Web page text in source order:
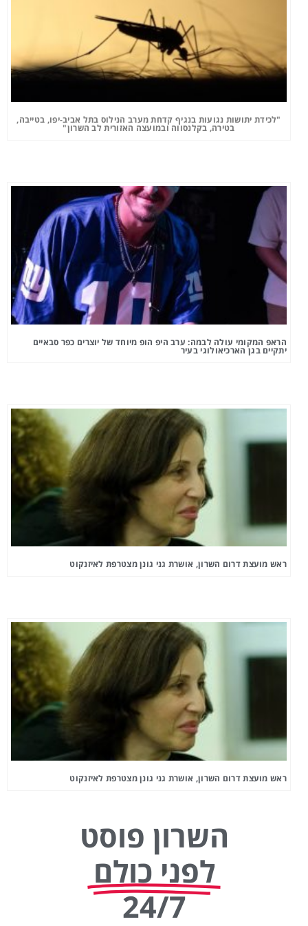
"לכידת יתושות נגועות בנגיף קדחת מערב הנילוס בתל אביב-יפו, בטייבה,
בטירה, בקלנסווה ובמועצה האזורית לב השרון"
הראפ המקומי עולה לבמה: ערב היפ הופ מיוחד של יוצרים כפר סבאיים
יתקיים בגן הארכיאולוגי בעיר
ראש מועצת דרום השרון, אושרת גני גונן מצטרפת לאיזנקוט
ראש מועצת דרום השרון, אושרת גני גונן מצטרפת לאיזנקוט
השרון פוסט
לפני כולם
24/7